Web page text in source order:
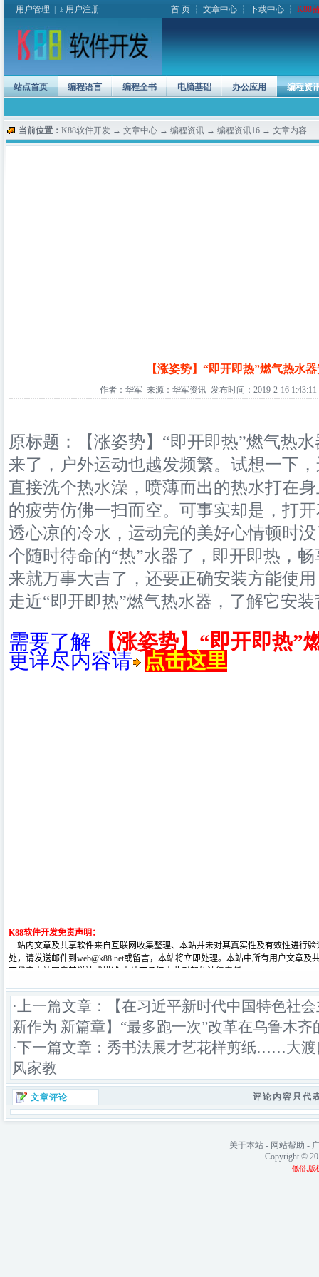
用户管理 用户注册 首 页 ┆ 文章中心 ┆ 下载中心 ┆ K88
站点首页 编程语言 编程全书 电脑基础 办公应用 编程资
当前位置： K88软件开发 → 文章中心 → 编程资讯 → 编程资讯16 → 文章内容
【涨姿势】“即开即热”燃气热水
作者：华军 来源：华军资讯 发布时间：2019-2-16 1:43:11
原标题：【涨姿势】“即开即热”燃气热
来了，户外运动也越发频繁。试想一下
直接洗个热水澡，喷薄而出的热水打在
的疲劳仿佛一扫而空。可事实却是，打
透心凉的冷水，运动完的美好心情顿时
个随时待命的“热”水器了，即开即热，
来就万事大吉了，还要正确安装方能使
走近“即开即热”燃气热水器，了解它安
需要了解 【涨姿势】“即开即热”
更详尽内容请
点击这里
·上一篇文章：
【在习近平新时代中国特色
新作为 新篇章】“最多跑一次”改革在乌鲁木齐
·下一篇文章： 秀书法展才艺花样剪纸……大渡
风家教
文章评论 评论内容只代
关于本站- 网站帮助 -
Copyright ©
低俗,版